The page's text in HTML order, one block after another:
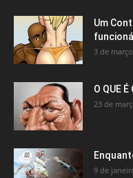
Um
3 de
O QUE É
23 de
9 de